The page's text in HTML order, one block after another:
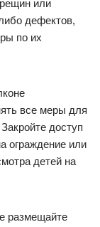
или
дефектов,
по их
все меры для
доступ
ограждение или
детей на
размещайте